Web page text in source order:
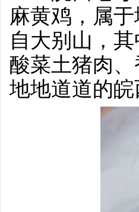
麻黄鸡，属
自大别山，
酸菜土猪肉
地地道道的皖